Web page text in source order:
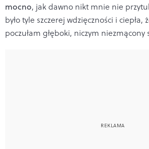
mocno, jak dawno nikt mnie nie
było tyle szczerej wdzięczności i ciepła,
poczułam głęboki, niczym niezmącony